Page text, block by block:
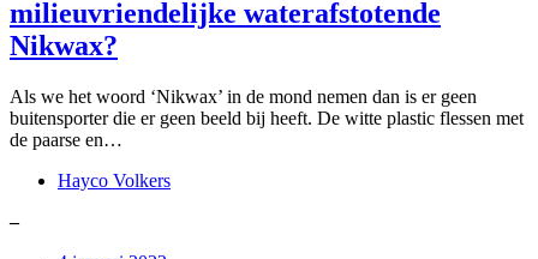
milieuvriendelijke waterafstotende
Nikwax?
Als we het woord ‘Nikwax’ in de mond nemen dan is er geen
buitensporter die er geen beeld bij heeft. De witte plastic flessen met
de paarse en…
Hayco Volkers
–